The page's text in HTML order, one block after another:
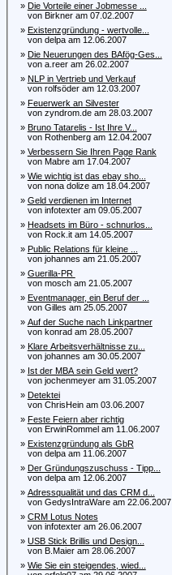
» Die Vorteile einer Jobmesse ...
von Birkner am 07.02.2007
» Existenzgründung - wertvolle...
von delpa am 12.06.2007
» Die Neuerungen des BAfög-Ges...
von a.reer am 26.02.2007
» NLP in Vertrieb und Verkauf
von rolfsöder am 12.03.2007
» Feuerwerk an Silvester
von zyndrom.de am 28.03.2007
» Bruno Tatarelis - Ist Ihre V...
von Rothenberg am 12.04.2007
» Verbessern Sie Ihren Page Rank
von Mabre am 17.04.2007
» Wie wichtig ist das ebay sho...
von nona dolize am 18.04.2007
» Geld verdienen im Internet
von infotexter am 09.05.2007
» Headsets im Büro - schnurlos...
von Rock.it am 14.05.2007
» Public Relations für kleine ...
von johannes am 21.05.2007
» Guerilla-PR
von mosch am 21.05.2007
» Eventmanager, ein Beruf der ...
von Gilles am 25.05.2007
» Auf der Suche nach Linkpartner
von konrad am 28.05.2007
» Klare Arbeitsverhältnisse zu...
von johannes am 30.05.2007
» Ist der MBA sein Geld wert?
von jochenmeyer am 31.05.2007
» Detektei
von ChrisHein am 03.06.2007
» Feste Feiern aber richtig
von ErwinRommel am 11.06.2007
» Existenzgründung als GbR
von delpa am 11.06.2007
» Der Gründungszuschuss - Tipp...
von delpa am 12.06.2007
» Adressqualität und das CRM d...
von GedysIntraWare am 22.06.2007
» CRM Lotus Notes
von infotexter am 26.06.2007
» USB Stick Brillis und Design...
von B.Maier am 28.06.2007
» Wie Sie ein steigendes, wied...